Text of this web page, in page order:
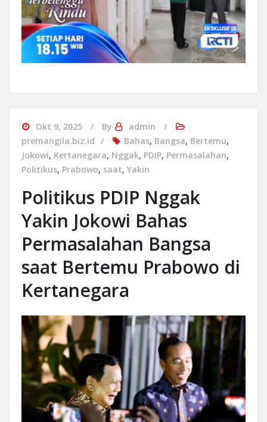
Okt 9, 2025 By
admin
premangila.biz.id
Bahas, Bangsa, Bertemu,
Jokowi, Kertanegara, Nggak, PDIP, Permasalahan,
Politikus, Prabowo, saat, Yakin
Politikus PDIP Nggak
Yakin Jokowi Bahas
Permasalahan Bangsa
saat Bertemu Prabowo di
Kertanegara